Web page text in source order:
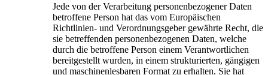
Jede von der Verarbeitung personenbezogener Daten
betroffene Person hat das vom Europäischen
Richtlinien- und Verordnungsgeber gewährte Recht, die
sie betreffenden personenbezogenen Daten, welche
durch die betroffene Person einem Verantwortlichen
bereitgestellt wurden, in einem strukturierten, gängigen
und maschinenlesbaren Format zu erhalten. Sie hat